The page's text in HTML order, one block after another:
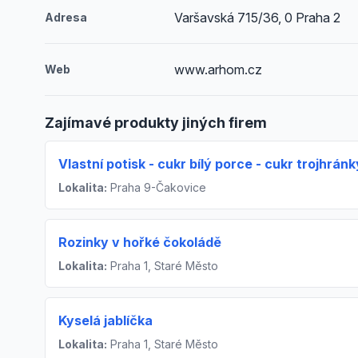
Adresa Varšavská 715/36, 0 Praha 2
Web www.arhom.cz
Zajímavé produkty jiných firem
Vlastní potisk - cukr bílý porce - cukr
Lokalita: Praha 9-Čakovice
Rozinky v hořké čokoládě
Lokalita: Praha 1, Staré Město
Kyselá jablíčka
Lokalita: Praha 1, Staré Město